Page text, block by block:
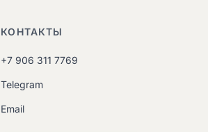
КОНТАКТЫ
+7 906 311 7769
Telegram
Email